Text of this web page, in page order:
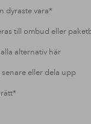
dyraste vara*
till ombud eller
alternativ här
eller dela upp